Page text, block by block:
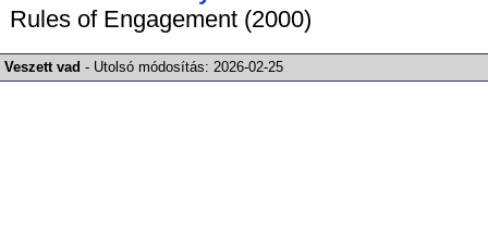
Rules of Engagement (2000)
Veszett vad - Utolsó módosítás:2026-02-25